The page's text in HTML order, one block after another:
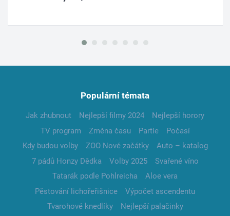
Populární témata
Jak zhubnout Nejlepší filmy 2024
Nejlepší horory
TV program
Změna času Partie
Počasí
Kdy budou volby
ZOO Nové začátky
Auto – katalog
7 pádů Honzy Dědka
Volby 2025
Svařené víno
Tatarák podle Pohlreicha
Aloe vera
Pěstování lichořeřišnice
Výpočet ascendentu
Tvarohové knedlíky
Nejlepší palačinky